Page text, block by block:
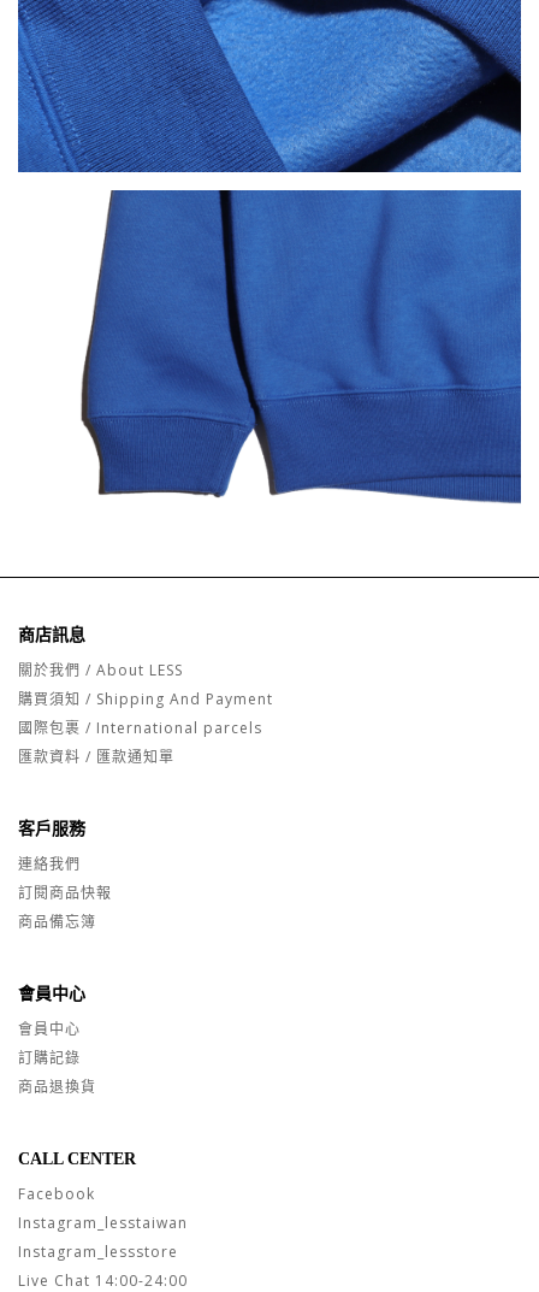
商店訊息
關於我們 / About LESS
購買須知 / Shipping And Payment
國際包裹 / International parcels
匯款資料 / 匯款通知單
客戶服務
連絡我們
訂閱商品快報
商品備忘簿
會員中心
會員中心
訂購記錄
商品退換貨
CALL CENTER
Facebook
Instagram_lesstaiwan
Instagram_lessstore
Live Chat 14:00-24:00